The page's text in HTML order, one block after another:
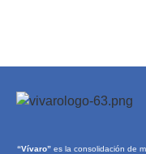
“Vívaro” es la consolidación de